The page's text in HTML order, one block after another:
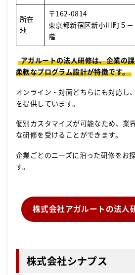
所在
地
〒162-0814
東京都新宿区新小川町５
階
アガルートの法人研修は、企業の
柔軟なプログラム設計が特徴です。
オンライン・対面どちらにも対応し
を提供しています。
個別カスタマイズが可能なため、業
な研修を受けることができます。
企業ごとのニーズに沿った研修をお
す。
株式会社アガルートの法人
株式会社シナプス